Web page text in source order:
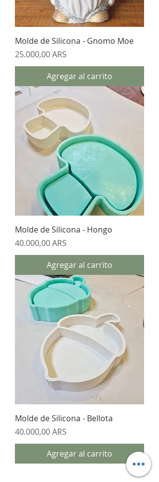
Molde de Silicona - Gnomo Moe
Precio
25.000,00 ARS
Agregar al carrito
Molde de Silicona - Hongo
Precio
40.000,00 ARS
Agregar al carrito
Molde de Silicona - Bellota
Precio
40.000,00 ARS
Agregar al carrito